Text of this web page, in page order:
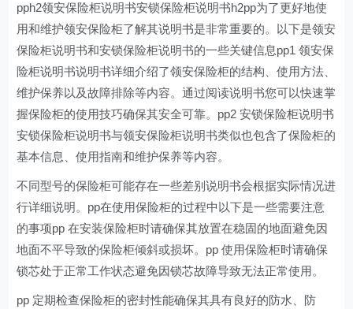
pph2领安保险柜说明书安锁保险柜说明书h2pp为了更好地使
用和维护领安保险柜了解其说明书是非常重要的。以下是领安
保险柜说明书和安锁保险柜说明书的一些关键信息pp1 领安保
险柜说明书说明书详细介绍了领安保险柜的结构、使用方法、
维护保养以及故障排除等内容。通过阅读说明书您可以快速掌
握保险柜的使用技巧确保其安全可靠。pp2 安锁保险柜说明书
安锁保险柜说明书与领安保险柜说明书类似也包含了保险柜的
基本信息、使用指南和维护保养等内容。
不同型号的保险柜可能存在一些差别说明书会根据实际情况进
行详细说明。pp在使用保险柜的过程中以下是一些需要注意
的事项pp 在安装保险柜时请确保其放置在稳固的地面避免因
地面不平导致的保险柜倾斜或损坏。pp 使用保险柜时请确保
锁芯处于正常工作状态避免因锁芯故障导致无法正常使用。
pp 定期检查保险柜的密封性能确保其具有良好的防水、防